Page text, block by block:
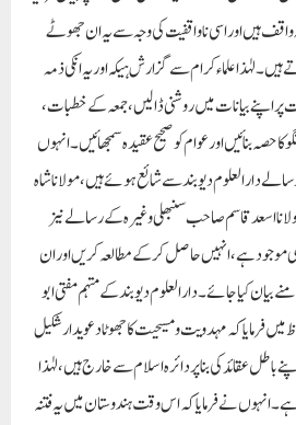
ہیں اور اسی ناواقفیت کی وجہ سے یہ ان جھوٹے
لہٰذا علماء کرام سے گزارش ہیکہ اور یہ انکی ذمہ
اپنے بیانات میں روشنی ڈالیں، جمعہ کے خطبات،
کا حصہ بنائیں اور عوام کو صحیح عقیدہ سمجھائیں۔ انہوں
دارالعلوم دیوبند سے شائع ہوئے ہیں، مولانا شاہ
اسعد قاسم صاحب سنبھلی وغیرہ کے رسالے نیز
بھی موجود ہے، انہیں حاصل کرکے مطالعہ کریں اور ان
کیا جائے۔ دارالعلوم دیوبند کے مہتمم مفتی ابو
فرمایا کہ مہدویت و مسیحیت کا جھوٹا دعویدار شکیل
باطل عقائد کی بنا پر دائرہ اسلام سے خارج ہیں، لہٰذا
انہوں نے فرمایا کہ اس وقت ہندوستان میں یہ فتنہ